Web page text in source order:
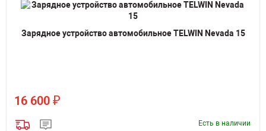
Зарядное устройство автомобильное TELWIN Nevada 15
16 600 ₽
Есть в наличии